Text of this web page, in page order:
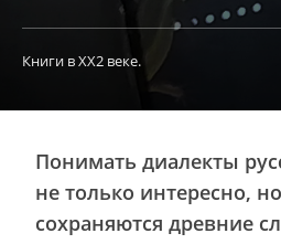
Книги в ХХ2 веке.
Понимать диалекты
не только интересно,
сохраняются древние